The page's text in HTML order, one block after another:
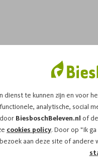
dienst te kunnen zijn en voor
analytische, social
BiesboschBeleven.nl of
cookies policy. Door op "Ik
aan deze site of andere
Zalm in
in de Nederlandse
van het natuurlijke
Hun aanwezigheid